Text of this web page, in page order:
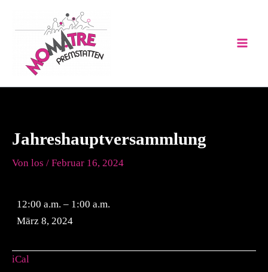
Jahreshauptversammlung
Von los / Februar 16, 2024
12:00 a.m. – 1:00 a.m.
März 8, 2024
iCal